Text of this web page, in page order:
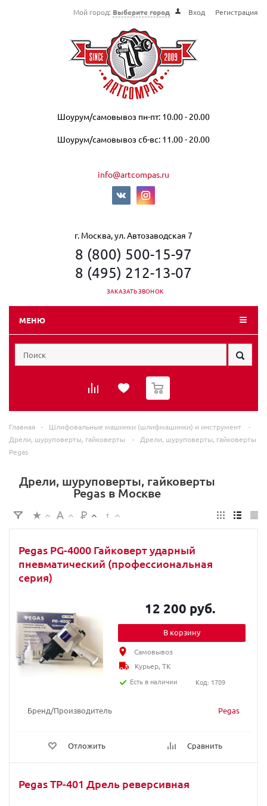
Мой город: Выберите город Вход Регистрация
Шоурум/самовывоз пн-пт: 10.00 - 20.00
Шоурум/самовывоз сб-вс: 11.00 - 20.00
info@artcompas.ru
г. Москва, ул. Автозаводская 7
8 (800) 500-15-97
8 (495) 212-13-07
ЗАКАЗАТЬ ЗВОНОК
МЕНЮ
0
Главная - Шлифовальные машинки (шлифмашинки) и инструмент
-
Дрели, шуруповерты, гайковерты
-
Дрели, шуруповерты, гайковерты
Pegas
Дрели, шуруповерты, гайковерты
Pegas в Москве
Pegas PG-4000 Гайковерт ударный
пневматический (профессиональная
серия)
Бренд/Производитель Pegas
Отложить Сравнить
12 200 руб.
В корзину
Самовывоз
Курьер, ТК
Есть в наличии
Код: 1709
Pegas TP-401 Дрель реверсивная